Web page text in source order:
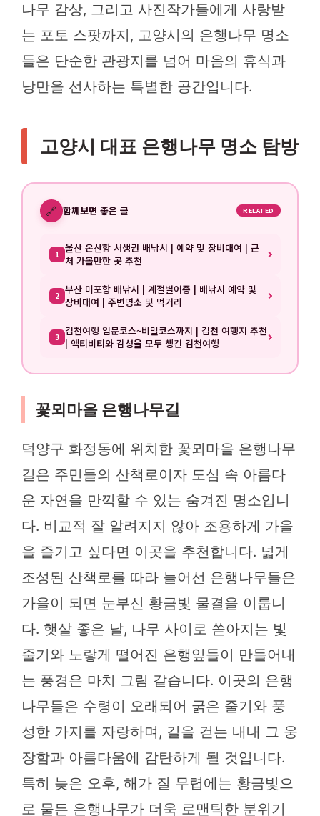
나무 감상, 그리고 사진작가들에게 사랑받
는 포토 스팟까지, 고양시의 은행나무 명소
들은 단순한 관광지를 넘어 마음의 휴식과
낭만을 선사하는 특별한 공간입니다.
고양시 대표 은행나무 명소 탐방
🔗 함께보면 좋은 글 RELATED
1 울산 온산항 서생권 배낚시 | 예약 및 장비대여 | 근
처 가볼만한 곳 추천
2 부산 미포항 배낚시 | 계절별어종 | 배낚시 예약 및
장비대여 | 주변명소 및 먹거리
3 김천여행 입문코스~비밀코스까지 | 김천 여행지 추천
| 액티비티와 감성을 모두 챙긴 김천여행
꽃뫼마을 은행나무길
덕양구 화정동에 위치한 꽃뫼마을 은행나무
길은 주민들의 산책로이자 도심 속 아름다
운 자연을 만끽할 수 있는 숨겨진 명소입니
다. 비교적 잘 알려지지 않아 조용하게 가을
을 즐기고 싶다면 이곳을 추천합니다. 넓게
조성된 산책로를 따라 늘어선 은행나무들은
가을이 되면 눈부신 황금빛 물결을 이룹니
다. 햇살 좋은 날, 나무 사이로 쏟아지는 빛
줄기와 노랗게 떨어진 은행잎들이 만들어내
는 풍경은 마치 그림 같습니다. 이곳의 은행
나무들은 수령이 오래되어 굵은 줄기와 풍
성한 가지를 자랑하며, 길을 걷는 내내 그 웅
장함과 아름다움에 감탄하게 될 것입니다.
특히 늦은 오후, 해가 질 무렵에는 황금빛으
로 물든 은행나무가 더욱 로맨틱한 분위기